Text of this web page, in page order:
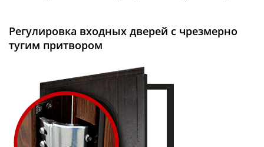
Регулировка входных дверей с чрезмерно
тугим притвором